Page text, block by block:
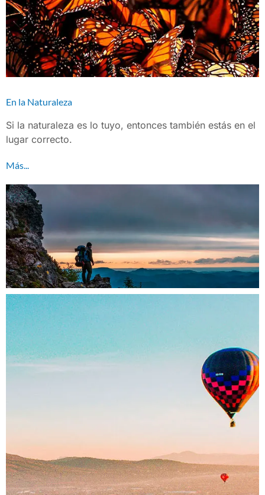
En la Naturaleza
Si la naturaleza es lo tuyo, entonces también estás en el
lugar correcto.
Más...
México es un sitio excelente para practicar los más